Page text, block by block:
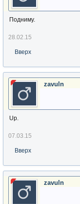
Подниму.
28.02.15
Вверх
zavuln
Up.
07.03.15
Вверх
zavuln